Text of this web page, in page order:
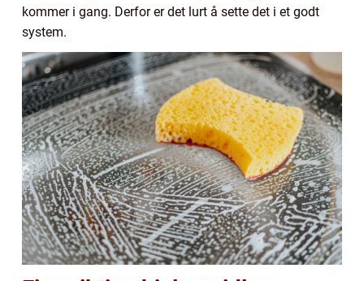
kommer i gang. Derfor er det lurt å sette det i et godt
system.